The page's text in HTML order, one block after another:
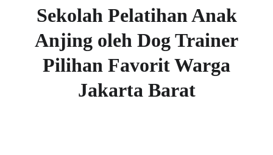
Sekolah Pelatihan Anak
Anjing oleh Dog Trainer
Pilihan Favorit Warga
Jakarta Barat